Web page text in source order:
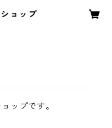
ョップ
ップです。